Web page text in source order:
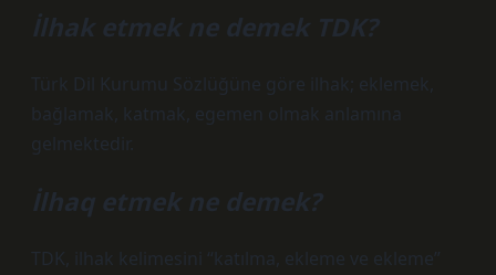
İlhak etmek ne demek TDK?
Türk Dil Kurumu Sözlüğüne göre ilhak; eklemek,
bağlamak, katmak, egemen olmak anlamına
gelmektedir.
İlhaq etmek ne demek?
TDK, ilhak kelimesini “katılma, ekleme ve ekleme”